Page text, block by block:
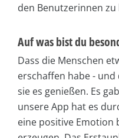
den Benutzerinnen
Auf was bist du
Dass die Menschen
erschaffen habe - und
sie es genießen. Es
unsere App hat es
eine positive Emotion